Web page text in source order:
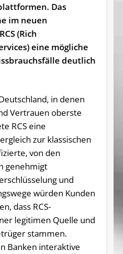
Das
im neuen
(Rich
eine mögliche
deutlich
in denen
Vertrauen oberste
RCS eine
zur klassischen
von den
genehmigt
und
würden Kunden
dass RCS-
legitimen Quelle und
stammen.
Banken interaktive